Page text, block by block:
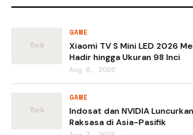
GAME
Xiaomi TV S Mini LED 2026
Hadir hingga Ukuran 98 Inci
Aug 6, 2026
GAME
Indosat dan NVIDIA
Raksasa di Asia-Pasifik